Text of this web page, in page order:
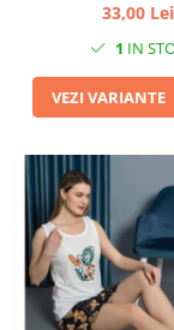
33,00 Lei
1 IN
VEZI VARIANTE